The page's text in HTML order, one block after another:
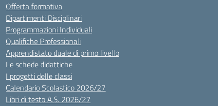
Offerta formativa
Dipartimenti Disciplinari
Programmazioni Individuali
Qualifiche Professionali
Apprendistato duale di primo livello
Le schede didattiche
I progetti delle classi
Calendario Scolastico 2026/27
Libri di testo A.S. 2026/27